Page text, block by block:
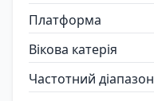
Платформа
Вікова катерія
Частотний діапазон